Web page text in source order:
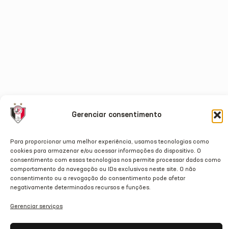
Gerenciar consentimento
Para proporcionar uma melhor experiência, usamos tecnologias como
cookies para armazenar e/ou acessar informações do dispositivo. O
consentimento com essas tecnologias nos permite processar dados como
comportamento da navegação ou IDs exclusivos neste site. O não
consentimento ou a revogação do consentimento pode afetar
negativamente determinados recursos e funções.
Gerenciar serviços